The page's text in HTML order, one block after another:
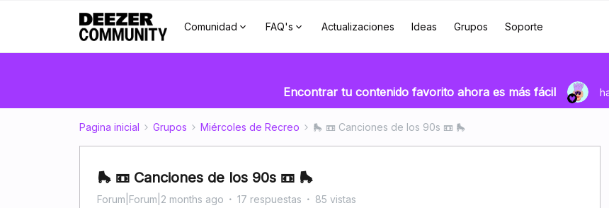
Comunidad FAQ's Actualizaciones Ideas Grupos Soporte
Encontrar tu contenido favorito ahora es más fácil
Pagina inicial Grupos Miércoles de Recreo 🛼 📼 Canciones de los 90s 📼 🛼
🛼 📼 Canciones de los 90s 📼 🛼
Forum|Forum|2 months ago 17 respuestas 85 vistas